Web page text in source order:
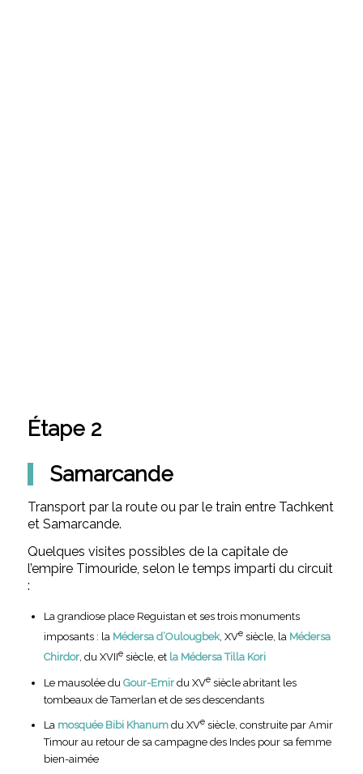
Étape 2
Samarcande
Transport par la route ou par le train entre Tachkent
et Samarcande.
Quelques visites possibles de la capitale de
l’empire Timouride, selon le temps imparti du circuit
:
La grandiose place Reguistan et ses trois monuments
imposants : la Médersa d’Oulougbek, XVesiècle, la Médersa
Chirdor, du XVIIesiècle, et la Médersa Tilla Kori
Le mausolée du Gour-Emirdu XVesiècle abritant les
tombeaux de Tamerlan et de ses descendants
La mosquée Bibi Khanumdu XVesiècle, construite par Amir
Timour au retour de sa campagne des Indes pour sa femme
bien-aimée